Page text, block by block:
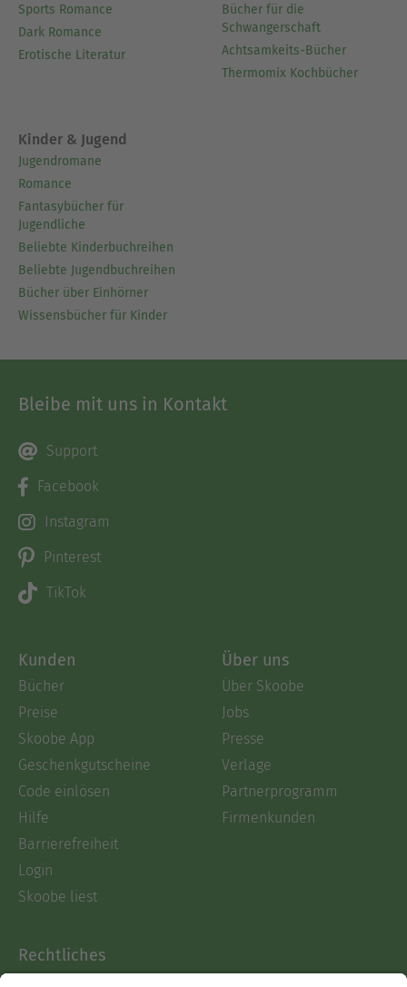
Sports Romance
Dark Romance
Erotische Literatur
Bücher für die
Schwangerschaft
Achtsamkeits-Bücher
Thermomix Kochbücher
Kinder & Jugend
Jugendromane
Romance
Fantasybücher für
Jugendliche
Beliebte Kinderbuchreihen
Beliebte Jugendbuchreihen
Bücher über Einhörner
Wissensbücher für Kinder
Bleibe mit uns in Kontakt
Support
Facebook
Instagram
Pinterest
TikTok
Kunden
Bücher
Preise
Skoobe App
Geschenkgutscheine
Code einlösen
Hilfe
Barrierefreiheit
Login
Skoobe liest
Über uns
Über Skoobe
Jobs
Presse
Verlage
Partnerprogramm
Firmenkunden
Rechtliches